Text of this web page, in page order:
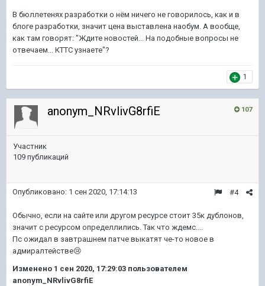
В бюллетенях разработки о нём ничего не говорилось, как и в
блоге разработки, значит цена выставлена наобум. А вообще,
как там говорят: "Ждите новостей... На подобные вопросы не
отвечаем... КТТС узнаете"?
1
107
anonym_NRvlivG8rfiE
Участник
109 публикаций
#4
Опубликовано: 1 сен 2020, 17:14:13
Обычно, если на сайте или другом ресурсе стоит 35к дублонов,
значит с ресурсом определлились. Так что ждемс....
Пс ожидал в завтрашнем патче выкатят че-то новое в
адмиралтействе😢
Изменено 1 сен 2020, 17:29:03 пользователем
anonym_NRvlivG8rfiE